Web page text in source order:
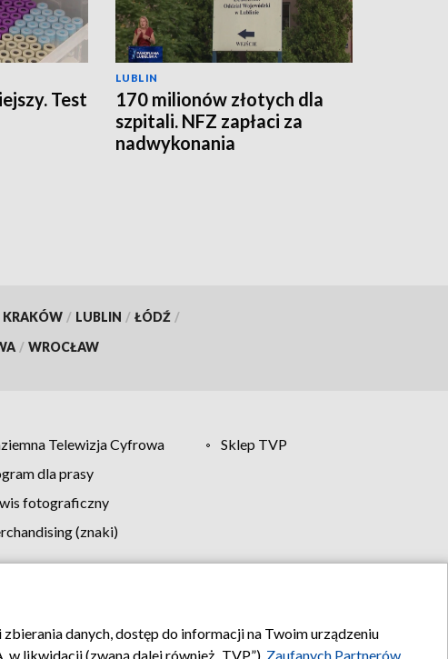
Test
LUBLIN
170 milionów złotych dla
szpitali. NFZ zapłaci za
nadwykonania
KRAKÓW / LUBLIN / ŁÓDŹ /
/ WROCŁAW
Telewizja Cyfrowa
Sklep TVP
dla prasy
fotograficzny
(znaki)
reklamy Kontakt
danych, dostęp do informacji na Twoim urządzeniu
likwidacji (zwaną dalej również „TVP”), Zaufanych Partnerów